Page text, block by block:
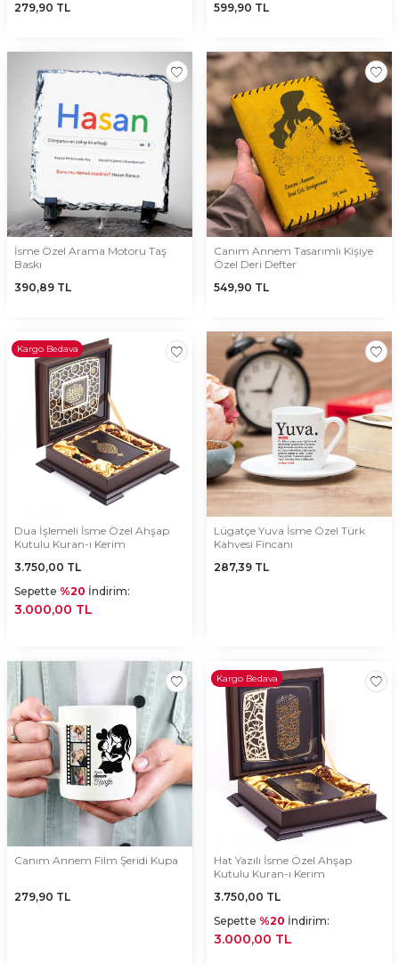
279,90 TL 599,90 TL
İsme Özel Arama Motoru Taş
Baskı
390,89 TL
Canım Annem Tasarımlı Kişiye
Özel Deri Defter
549,90 TL
Kargo Bedava
Dua İşlemeli İsme Özel Ahşap
Kutulu Kuran-ı Kerim
3.750,00 TL
Sepette %20 İndirim:
3.000,00 TL
Lügatçe Yuva İsme Özel Türk
Kahvesi Fincanı
287,39 TL
Canım Annem Film Şeridi Kupa
279,90 TL
Kargo Bedava
Hat Yazılı İsme Özel Ahşap
Kutulu Kuran-ı Kerim
3.750,00 TL
Sepette %20 İndirim:
3.000,00 TL